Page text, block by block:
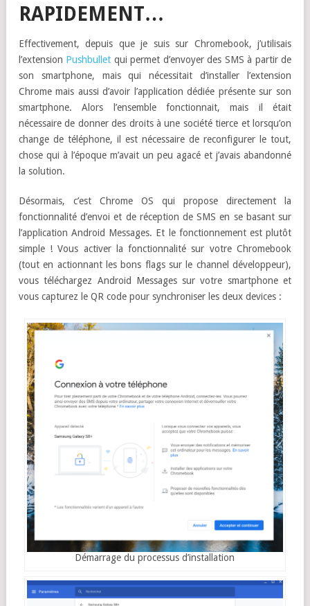
RAPIDEMENT…
Effectivement, depuis que je suis sur Chromebook, j’utilisais
l’extension Pushbullet qui permet d’envoyer des SMS à partir de
son smartphone, mais qui nécessitait d’installer l’extension
Chrome mais aussi d’avoir l’application dédiée présente sur son
smartphone. Alors l’ensemble fonctionnait, mais il était
nécessaire de donner des droits à une société tierce et lorsqu’on
change de téléphone, il est nécessaire de reconfigurer le tout,
chose qui à l’époque m’avait un peu agacé et j’avais abandonné
la solution.
Désormais, c’est Chrome OS qui propose directement la
fonctionnalité d’envoi et de réception de SMS en se basant sur
l’application Android Messages. Et le fonctionnement est plutôt
simple ! Vous activer la fonctionnalité sur votre Chromebook
(tout en actionnant les bons flags sur le channel développeur),
vous téléchargez Android Messages sur votre smartphone et
vous capturez le QR code pour synchroniser les deux devices :
Démarrage du processus d’installation